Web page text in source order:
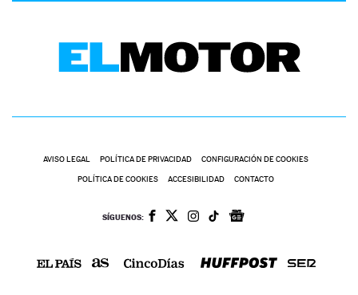
AVISO LEGAL POLÍTICA DE PRIVACIDAD CONFIGURACIÓN DE COOKIES
POLÍTICA DE COOKIES ACCESIBILIDAD CONTACTO
SÍGUENOS: